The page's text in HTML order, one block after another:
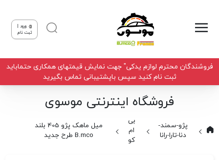
ورود |
ثبت نام
فروشندگان محترم لوازم یدکی" جهت نمایش قیمتهای همکاری حتماباید
ثبت نام کنید سپس باپشتیبانی تماس بگیرید
فروشگاه اینترنتی موسوی
پژو-سمند-
دنا-تارا-رانا
بی
ام
کو
میل ماهک پژو 405 بلند
B.mco طرح جدید